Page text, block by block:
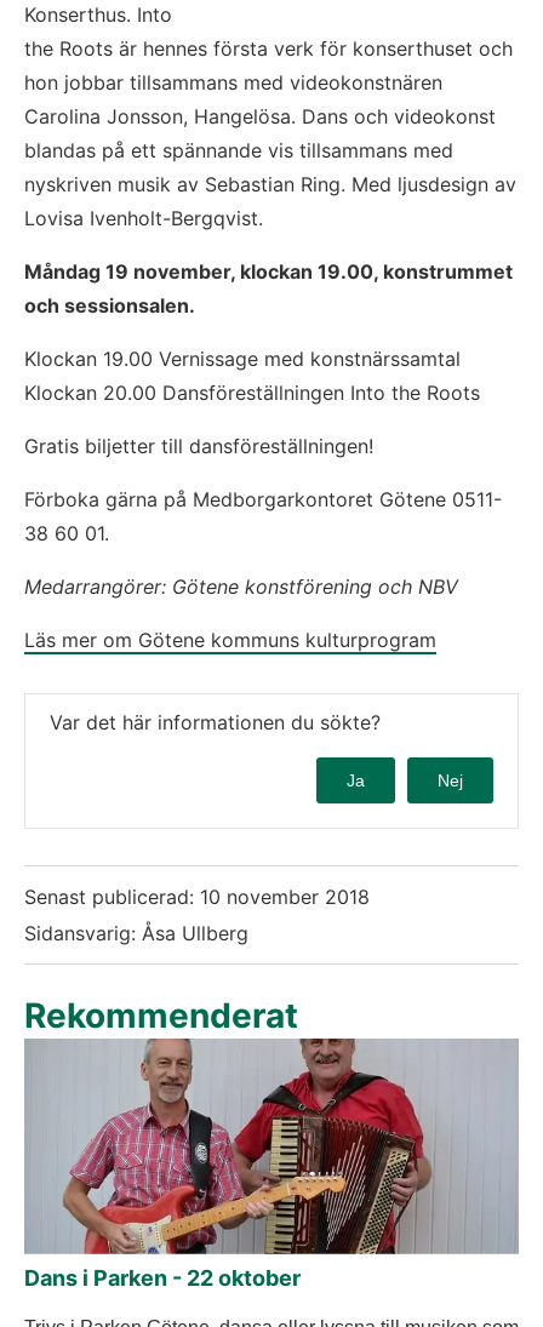
Konserthus. Into
the Roots är hennes första verk för konserthuset och
hon jobbar tillsammans med videokonstnären
Carolina Jonsson, Hangelösa. Dans och videokonst
blandas på ett spännande vis tillsammans med
nyskriven musik av Sebastian Ring. Med ljusdesign av
Lovisa Ivenholt-Bergqvist.
Måndag 19 november, klockan 19.00, konstrummet
och sessionsalen.
Klockan 19.00 Vernissage med konstnärssamtal
Klockan 20.00 Dansföreställningen Into the Roots
Gratis biljetter till dansföreställningen!
Förboka gärna på Medborgarkontoret Götene 0511-
38 60 01.
Medarrangörer: Götene konstförening och NBV
Läs mer om Götene kommuns kulturprogram
Var det här informationen du sökte?
Ja Nej
Senast publicerad: 10 november 2018
Sidansvarig: Åsa Ullberg
Rekommenderat
Dans i Parken - 22 oktober